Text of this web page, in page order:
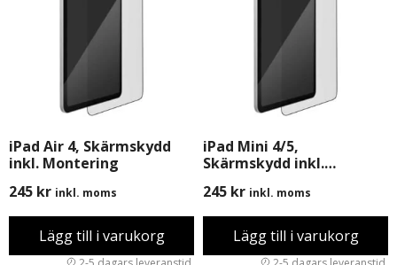
iPad Air 4, Skärmskydd
inkl. Montering
245 kr inkl. moms
Lägg till i varukorg
iPad Mini 4/5,
Skärmskydd inkl.
245 kr inkl. moms
Lägg till i varukorg